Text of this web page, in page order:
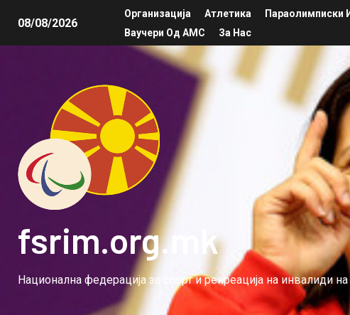
08/08/2026
Организација Атлетика Параолимписки
Ваучери Од АМС
За Нас
fsrim.org.mk
Национална федерација за спорт и рекреација на инвалиди